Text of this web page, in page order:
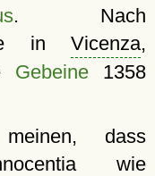
. Nach
in Vicenza,
Gebeine 1358
dass
wie